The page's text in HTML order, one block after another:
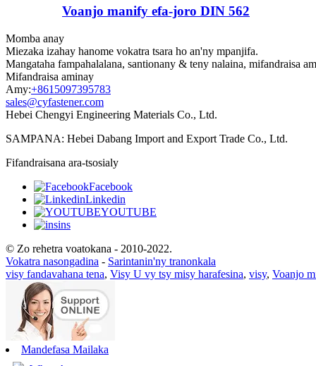
Voanjo manify efa-joro DIN 562
Momba anay
Miezaka izahay hanome vokatra tsara ho an'ny mpanjifa.
Mangataha fampahalalana, santionany & teny nalaina, mifandraisa
Mifandraisa aminay
Amy:+8615097395783
sales@cyfastener.com
Hebei Chengyi Engineering Materials Co., Ltd.
SAMPANA: Hebei Dabang Import and Export Trade Co., Ltd.
Fifandraisana ara-tsosialy
Facebook
Linkedin
YOUTUBE
ins
© Zo rehetra voatokana - 2010-2022.
Vokatra nasongadina - Sarintanin'ny tranonkala
visy fandavahana tena, Visy U vy tsy misy harafesina, visy, Voanjo
Mandefasa Mailaka